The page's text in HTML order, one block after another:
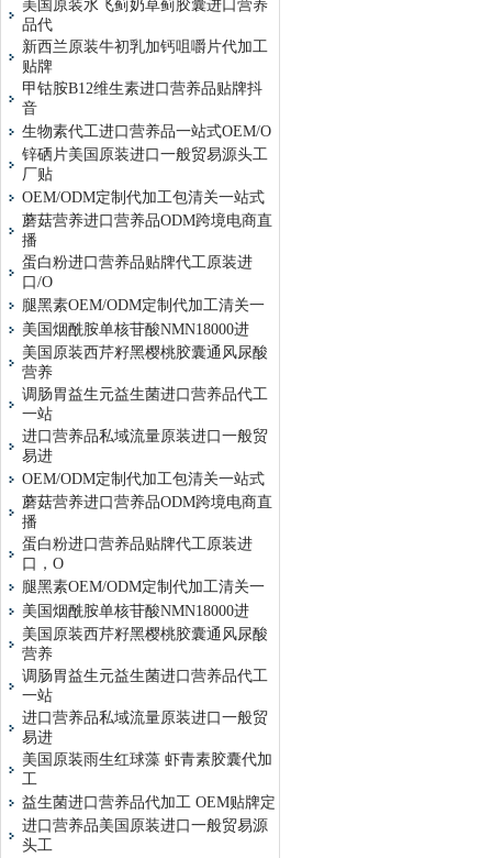
美国原装水飞蓟奶草蓟胶囊进口营养
品代
新西兰原装牛初乳加钙咀嚼片代加工
贴牌
甲钴胺B12维生素进口营养品贴牌抖
音
生物素代工进口营养品一站式OEM/O
锌硒片美国原装进口一般贸易源头工
厂贴
OEM/ODM定制代加工包清关一站式
蘑菇营养进口营养品ODM跨境电商直
播
蛋白粉进口营养品贴牌代工原装进
口/O
腿黑素OEM/ODM定制代加工清关一
美国烟酰胺单核苷酸NMN18000进
美国原装西芹籽黑樱桃胶囊通风尿酸
营养
调肠胃益生元益生菌进口营养品代工
一站
进口营养品私域流量原装进口一般贸
易进
OEM/ODM定制代加工包清关一站式
蘑菇营养进口营养品ODM跨境电商直
播
蛋白粉进口营养品贴牌代工原装进
口，O
腿黑素OEM/ODM定制代加工清关一
美国烟酰胺单核苷酸NMN18000进
美国原装西芹籽黑樱桃胶囊通风尿酸
营养
调肠胃益生元益生菌进口营养品代工
一站
进口营养品私域流量原装进口一般贸
易进
美国原装雨生红球藻 虾青素胶囊代加
工
益生菌进口营养品代加工 OEM贴牌定
进口营养品美国原装进口一般贸易源
头工